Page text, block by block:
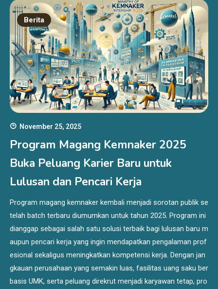
Berita
November 25, 2025
Program Magang Kemnaker 2025
Buka Peluang Karier Baru untuk
Lulusan dan Pencari Kerja
Program magang kemnaker kembali menjadi sorotan publik se
telah batch terbaru diumumkan untuk tahun 2025. Program ini
dianggap sebagai salah satu solusi terbaik bagi lulusan baru m
aupun pencari kerja yang ingin mendapatkan pengalaman prof
esional sekaligus meningkatkan kompetensi kerja. Dengan jan
gkauan perusahaan yang semakin luas, fasilitas uang saku ber
basis UMK, serta peluang direkrut menjadi karyawan tetap, pro